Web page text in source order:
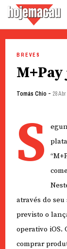
content
BREVES
Tomás Chio - 28
S
através do
previsto o
operativo iOS.
comprar